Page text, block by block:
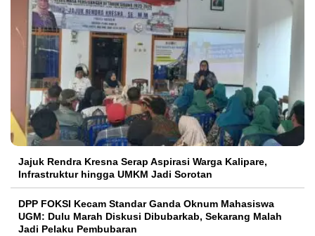
Jajuk Rendra Kresna Serap Aspirasi Warga Kalipare,
Infrastruktur hingga UMKM Jadi Sorotan
DPP FOKSI Kecam Standar Ganda Oknum Mahasiswa
UGM: Dulu Marah Diskusi Dibubarkab, Sekarang Malah
Jadi Pelaku Pembubaran